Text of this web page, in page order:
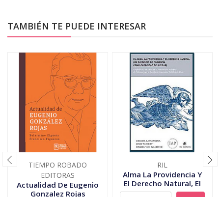
TAMBIÉN TE PUEDE INTERESAR
TIEMPO ROBADO
EDITORAS
Actualidad De Eugenio
Gonzalez Rojas
RIL
Alma La Providencia Y
El Derecho Natural, El